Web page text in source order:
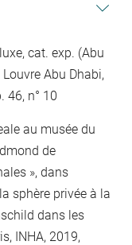
cat. exp. (Abu
Abu Dhabi,
46, n° 10
au musée du
de
», dans
sphère privée à la
dans les
INHA, 2019,